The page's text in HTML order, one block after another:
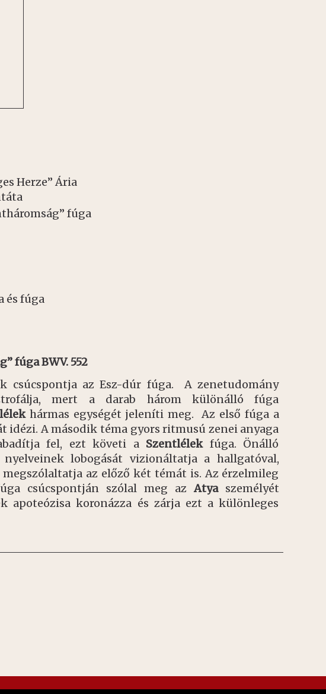
Herze” Ária
fúga
és fúga
fúga BWV. 552
csúcspontja az Esz-dúr fúga. A zenetudomány
mert a darab három különálló fúga
hármas egységét jeleníti meg. Az első fúga a
idézi. A második téma gyors ritmusú zenei anyaga
fel, ezt követi a Szentlélekfúga. Önálló
nyelveinek lobogását vizionáltatja a hallgatóval,
az előző két témát is. Az érzelmileg
csúcspontján szólal meg az Atya személyét
apoteózisa koronázza és zárja ezt a különleges